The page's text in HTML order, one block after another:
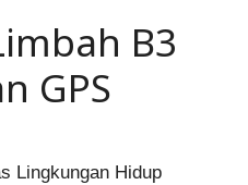
B3
GPS
Lingkungan Hidup